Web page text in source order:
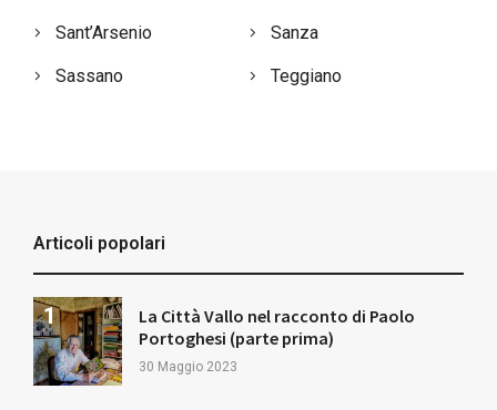
Sant’Arsenio Sanza
Sassano Teggiano
Articoli popolari
La Città Vallo nel racconto di Paolo
Portoghesi (parte prima)
30 Maggio 2023